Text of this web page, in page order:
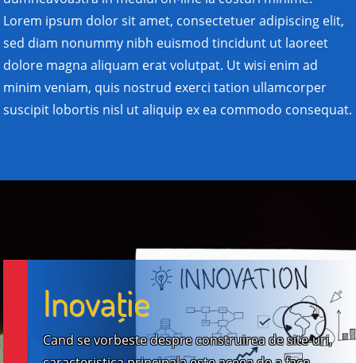
Lorem ipsum dolor sit amet, consectetuer adipiscing elit,
sed diam nonummy nibh euismod tincidunt ut laoreet
dolore magna aliquam erat volutpat. Ut wisi enim ad
minim veniam, quis nostrud exerci tation ullamcorper
suscipit lobortis nisl ut aliquip ex ea commodo consequat.
Inovaţie
Cand se vorbeste despre construirea de site-uri,